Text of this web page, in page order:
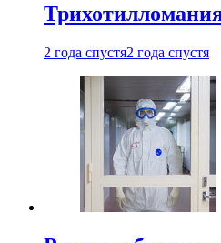
2 года спустя2 года спустя